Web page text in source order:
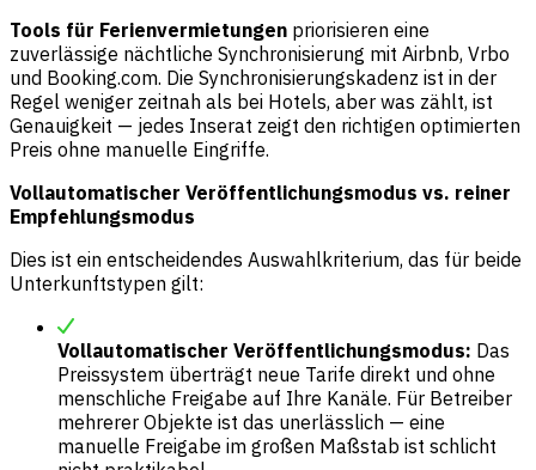
Tools für Ferienvermietungen priorisieren eine
zuverlässige nächtliche Synchronisierung mit Airbnb, Vrbo
und Booking.com. Die Synchronisierungskadenz ist in der
Regel weniger zeitnah als bei Hotels, aber was zählt, ist
Genauigkeit — jedes Inserat zeigt den richtigen optimierten
Preis ohne manuelle Eingriffe.
Vollautomatischer Veröffentlichungsmodus vs. reiner
Empfehlungsmodus
Dies ist ein entscheidendes Auswahlkriterium, das für beide
Unterkunftstypen gilt:
Vollautomatischer Veröffentlichungsmodus: Das
Preissystem überträgt neue Tarife direkt und ohne
menschliche Freigabe auf Ihre Kanäle. Für Betreiber
mehrerer Objekte ist das unerlässlich — eine
manuelle Freigabe im großen Maßstab ist schlicht